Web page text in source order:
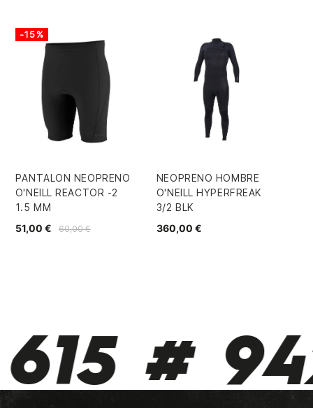
PANTALON NEOPRENO
O'NEILL REACTOR -2
1.5 MM
60,00 €
51,00 €
-15%
NEOPRENO HOMBRE
O'NEILL HYPERFREAK
3/2 BLK
360,00 €
#